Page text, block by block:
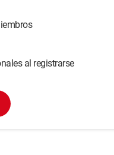
al registrarse